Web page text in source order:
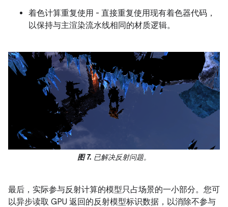
着色计算重复使用 - 直接重复使用现有着色器代码，
以保持与主渲染流水线相同的材质逻辑。
图 7. 已解决反射问题。
最后，实际参与反射计算的模型只占场景的一小部分。您可
以异步读取 GPU 返回的反射模型标识数据，以消除不参与